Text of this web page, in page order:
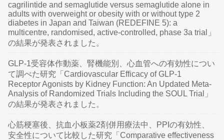
cagrilintide and semaglutide versus semaglutide alone in
adults with overweight or obesity with or without type 2
diabetes in Japan and Taiwan (REDEFINE 5): a
multicentre, randomised, active-controlled, phase 3a trial」
の結果が発表されました。
GLP-1受容体作動薬、腎機能別、心血管への有効性につい
て調べた研究「Cardiovascular Efficacy of GLP-1
Receptor Agonists by Kidney Function: An Updated Meta-
Analysis of Randomized Trials Including the SOUL Trial」
の結果が発表されました。
心筋梗塞後、抗血小板薬2剤併用療法中、PPIの有効性、
安全性について比較した研究「Comparative effectiveness